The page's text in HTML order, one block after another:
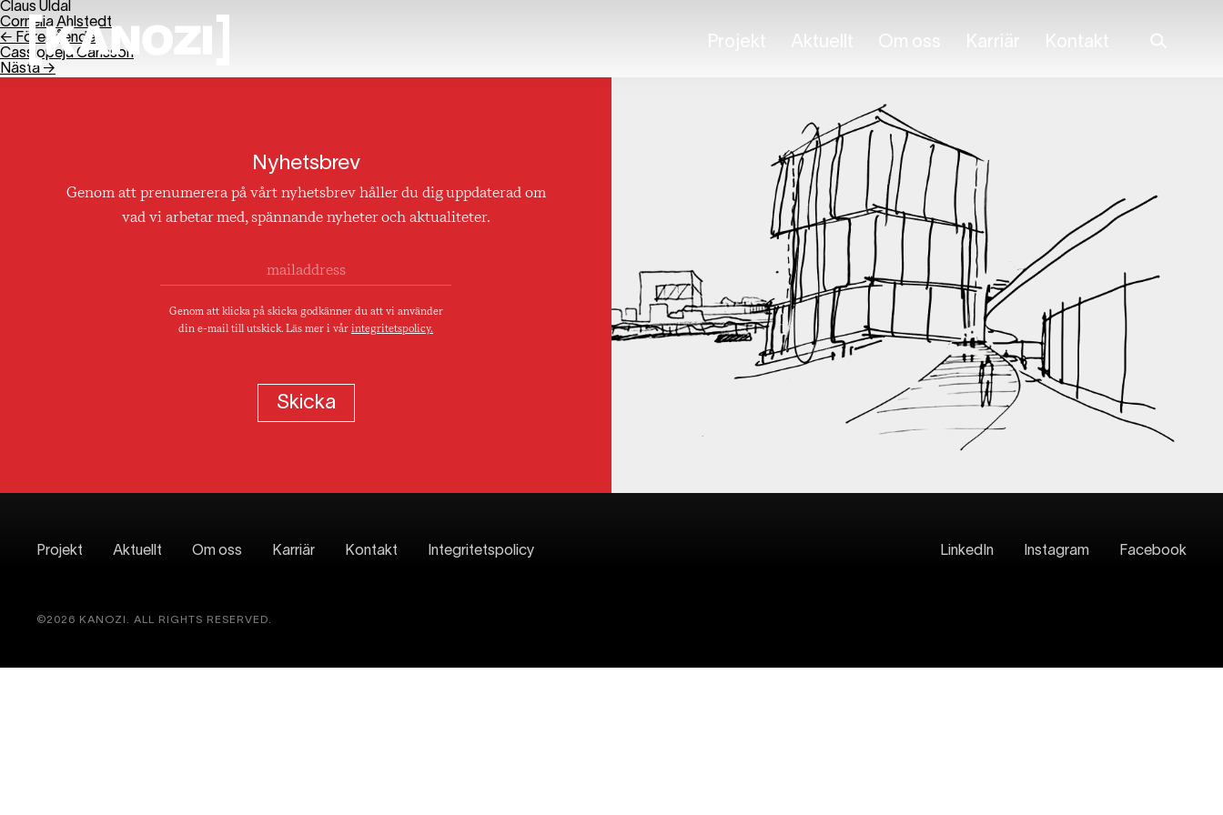
Claus Uldal
Cornelia Ahlstedt
← Föregående
Cassiopeja Carlsson
Nästa →
Nyhetsbrev
Genom att prenumerera på vårt nyhetsbrev håller du dig uppdaterad om
vad vi arbetar med, spännande nyheter och aktualiteter.
Genom att klicka på skicka godkänner du att vi använder
din e-mail till utskick. Läs mer i vår integritetspolicy.
Projekt Aktuellt Om oss Karriär Kontakt Integritetspolicy LinkedIn Instagram Facebook
©2026 KANOZI. ALL RIGHTS RESERVED.